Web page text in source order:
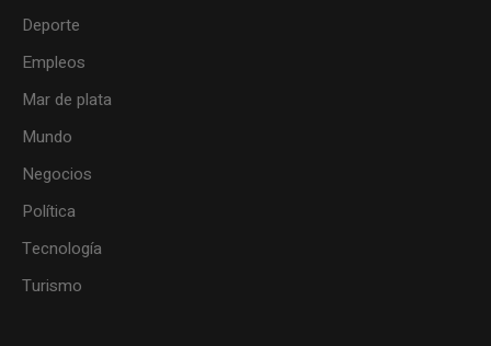
Deporte
Empleos
Mar de plata
Mundo
Negocios
Política
Tecnología
Turismo